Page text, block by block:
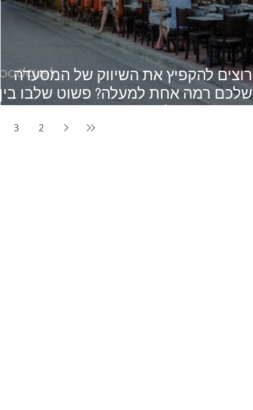
רוצים להקפיץ את השיווק של המסעדה
שלכם רמה אחת למעלה? פשוט שלבו בין
2
3